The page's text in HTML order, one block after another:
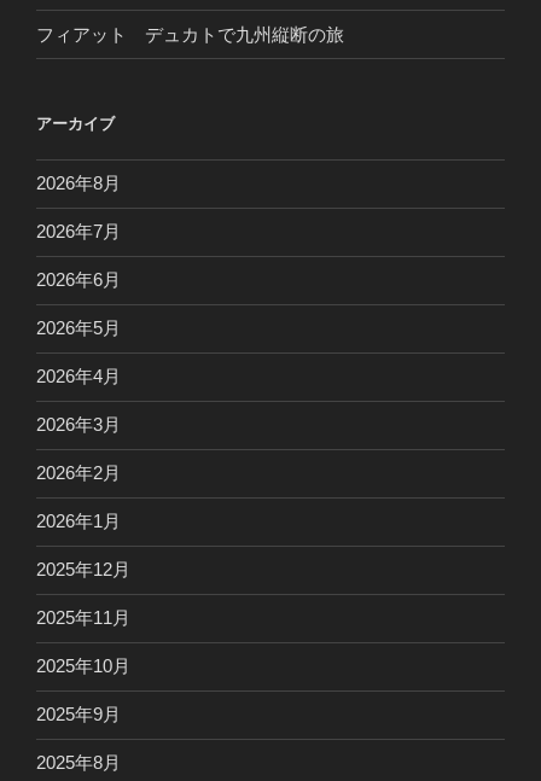
フィアット デュカトで九州縦断の旅
アーカイブ
2026年8月
2026年7月
2026年6月
2026年5月
2026年4月
2026年3月
2026年2月
2026年1月
2025年12月
2025年11月
2025年10月
2025年9月
2025年8月